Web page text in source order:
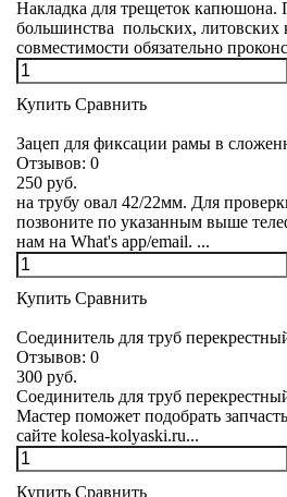
Накладка для трещеток капюшона.
большинства польских, литовских
совместимости обязательно
Купить Сравнить
Зацеп для фиксации рамы в
Отзывов: 0
250 руб.
на трубу овал 42/22мм. Для
позвоните по указанным выше
нам на What's app/email. ...
Купить Сравнить
Соединитель для труб
Отзывов: 0
300 руб.
Соединитель для труб
Мастер поможет подобрать
сайте kolesa-kolyaski.ru...
Купить Сравнить